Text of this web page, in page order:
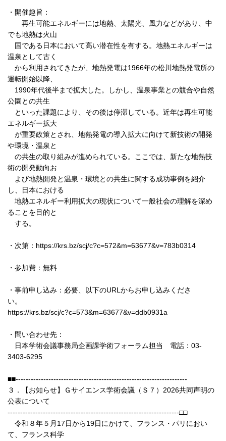
・開催趣旨：
再生可能エネルギーには地熱、太陽光、風力などがあり、中
でも地熱は火山
国である日本において高い潜在性を有する。地熱エネルギーは
温泉として古く
から利用されてきたが、地熱発電は1966年の松川地熱発電所の
運転開始以降、
1990年代後半まで拡大した。しかし、温泉事業との競合や自然
公園との共生
といった課題により、その後は停滞している。近年は再生可能
エネルギー拡大
が重要政策とされ、地熱発電の導入拡大に向けて新技術の開発
や環境・温泉と
の共生の取り組みが進められている。ここでは、新たな地熱技
術の開発動向お
よび地熱開発と温泉・環境との共生に関する成功事例を紹介
し、日本における
地熱エネルギー利用拡大の現状について一般社会の理解を深め
ることを目的と
する。
・次第：https://krs.bz/scj/c?c=572&m=63677&v=783b0314
・参加費：無料
・事前申し込み：必要、以下のURLからお申し込みくださ
い。
https://krs.bz/scj/c?c=573&m=63677&v=ddb0931a
・問い合わせ先：
日本学術会議事務局企画課学術フォーラム担当 電話：03-
3403-6295
■■--------------------------------------------------------------------
３．【お知らせ】Ｇサイエンス学術会議（Ｓ７）2026共同声明の
公表について
--------------------------------------------------------------------□□
令和８年５月17日から19日にかけて、フランス・パリにおい
て、フランス科学